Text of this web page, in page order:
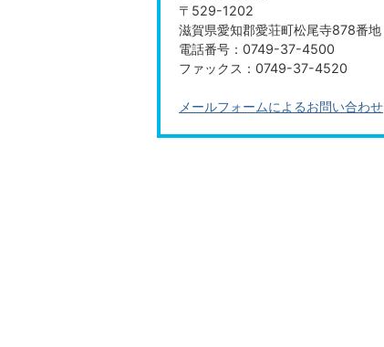
〒529-1202
滋賀県愛知郡愛荘町松尾寺878番地
電話番号：0749-37-4500
ファックス：0749-37-4520
メールフォームによるお問い合わせ